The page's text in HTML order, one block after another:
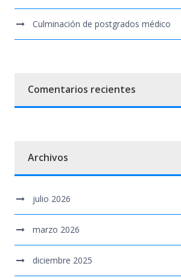
Culminación de postgrados médico
Comentarios recientes
Archivos
julio 2026
marzo 2026
diciembre 2025